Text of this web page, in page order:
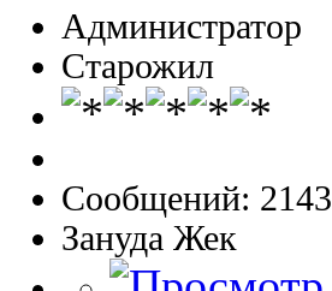
Администратор
Старожил
Сообщений: 2143
Зануда Жек